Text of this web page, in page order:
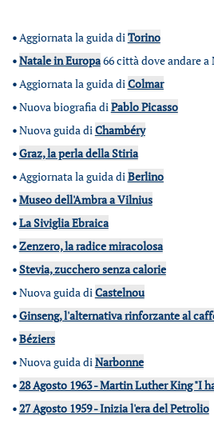
•Aggiornata la guida diTorino
•Natale in Europa66 città dove andare a
•Aggiornata la guida diColmar
•Nuova biografia diPablo Picasso
•Nuova guida diChambéry
•Graz, la perla della Stiria
•Aggiornata la guida diBerlino
•Museo dell'Ambra a Vilnius
•La Siviglia Ebraica
•Zenzero, la radice miracolosa
•Stevia, zucchero senza calorie
•Nuova guida diCastelnou
•Ginseng, l'alternativa rinforzante al
•Béziers
•Nuova guida diNarbonne
•28 Agosto 1963 - Martin Luther King "I
•27 Agosto 1959 - Inizia l'era del Petrolio